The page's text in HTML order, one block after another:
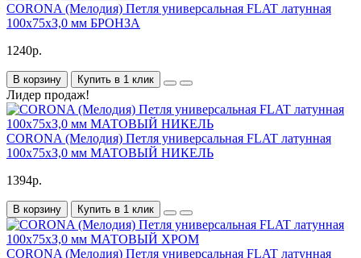
CORONA (Мелодия) Петля универсальная FLAT латунная
100х75хЗ,0 мм БРОНЗА
1240р.
В корзину Купить в 1 клик
Лидер продаж!
CORONA (Мелодия) Петля универсальная FLAT латунная
100х75хЗ,0 мм МАТОВЫЙ НИКЕЛЬ
1394р.
В корзину Купить в 1 клик
CORONA (Мелодия) Петля универсальная FLAT латунная